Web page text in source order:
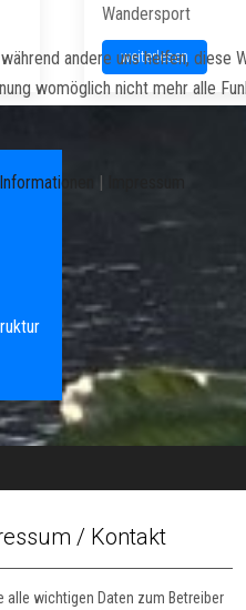
Wandersport
weiterlesen
/ Kontakt
alle wichtigen Daten zum Betreiber
andere uns helfen,
womöglich nicht mehr alle
|